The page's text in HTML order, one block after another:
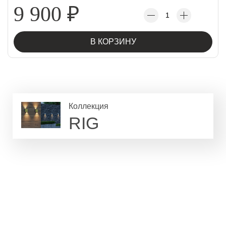
9 900 ₽
В КОРЗИНУ
Коллекция
RIG